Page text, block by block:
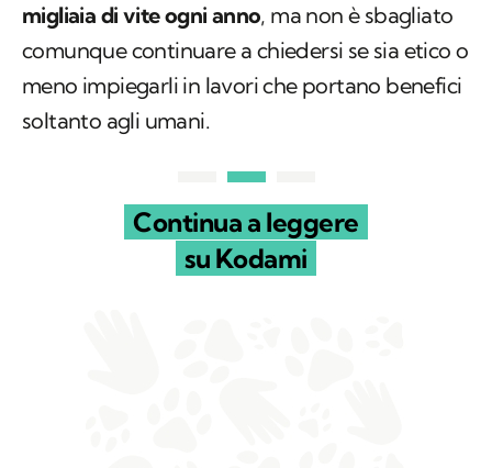
migliaia di vite ogni anno, ma non è sbagliato
comunque continuare a chiedersi se sia etico o
meno impiegarli in lavori che portano benefici
soltanto agli umani.
Continua a leggere
su Kodami